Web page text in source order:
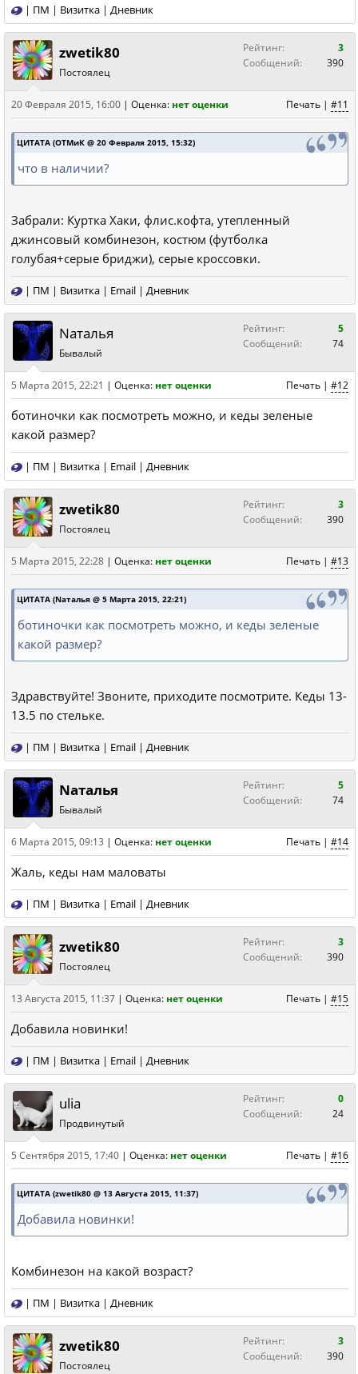
| ПМ | Визитка | Дневник
zwetik80
Постоялец
Рейтинг:
3
Сообщений:
390
Печать | #11
20 Февраля 2015, 16:00 | Оценка: нет оценки
ЦИТАТА (ОТМиК @ 20 Февраля 2015, 15:32)
что в наличии?
Забрали: Куртка Хаки, флис.кофта, утепленный
джинсовый комбинезон, костюм (футболка
голубая+серые бриджи), серые кроссовки.
| ПМ | Визитка | Email | Дневник
Nаталья
Бывалый
Рейтинг:
5
Сообщений:
74
Печать | #12
5 Марта 2015, 22:21 | Оценка: нет оценки
ботиночки как посмотреть можно, и кеды зеленые
какой размер?
| ПМ | Визитка | Email | Дневник
zwetik80
Постоялец
Рейтинг:
3
Сообщений:
390
Печать | #13
5 Марта 2015, 22:28 | Оценка: нет оценки
ЦИТАТА (Nаталья @ 5 Марта 2015, 22:21)
ботиночки как посмотреть можно, и кеды зеленые
какой размер?
Здравствуйте! Звоните, приходите посмотрите. Кеды 13-
13.5 по стельке.
| ПМ | Визитка | Email | Дневник
Nаталья
Бывалый
Рейтинг:
5
Сообщений:
74
Печать | #14
6 Марта 2015, 09:13 | Оценка: нет оценки
Жаль, кеды нам маловаты
| ПМ | Визитка | Email | Дневник
zwetik80
Постоялец
Рейтинг:
3
Сообщений:
390
Печать | #15
13 Августа 2015, 11:37 | Оценка: нет оценки
Добавила новинки!
| ПМ | Визитка | Email | Дневник
ulia
Продвинутый
Рейтинг:
0
Сообщений:
24
Печать | #16
5 Сентября 2015, 17:40 | Оценка: нет оценки
ЦИТАТА (zwetik80 @ 13 Августа 2015, 11:37)
Добавила новинки!
Комбинезон на какой возраст?
| ПМ | Визитка | Дневник
zwetik80
Постоялец
Рейтинг:
3
Сообщений:
390